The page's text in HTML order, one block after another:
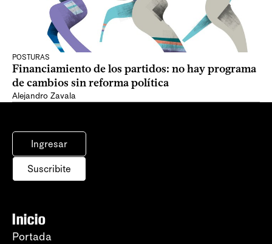
POSTURAS
Financiamiento de los partidos: no hay programa
de cambios sin reforma política
Alejandro Zavala
Ingresar
Suscribite
Inicio
Portada